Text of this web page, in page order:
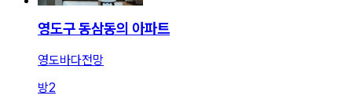
영도구 동삼동의 아파트
영도바다전망
방2